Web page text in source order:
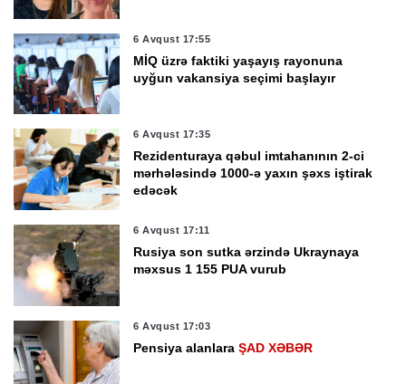
6 Avqust 17:55
MİQ üzrə faktiki yaşayış rayonuna
uyğun vakansiya seçimi başlayır
6 Avqust 17:35
Rezidenturaya qəbul imtahanının 2-ci
mərhələsində 1000-ə yaxın şəxs iştirak
edəcək
6 Avqust 17:11
Rusiya son sutka ərzində Ukraynaya
məxsus 1 155 PUA vurub
6 Avqust 17:03
Pensiya alanlaraŞAD XƏBƏR